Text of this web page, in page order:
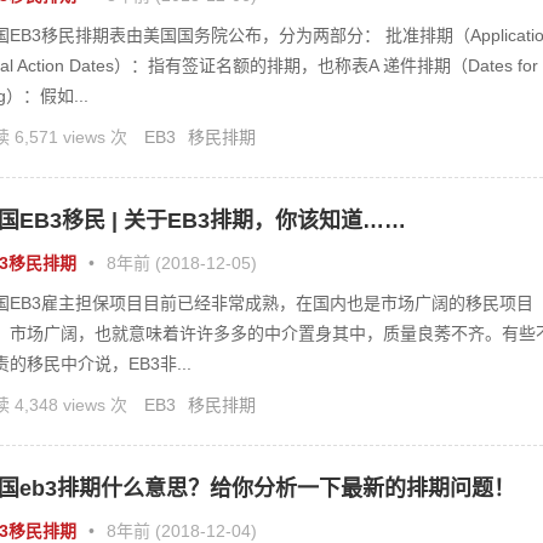
EB3移民排期表由美国国务院公布，分为两部分： 批准排期（
Action Dates）：指有签证名额的排期，也称表A 递件排期（Dates for
）：假如...
6,571 views 次 EB3 移民排期
EB3移民 | 关于EB3排期，你该知道……
移民排期 • 8年前 (2018-12-05)
EB3雇主担保项目目前已经非常成熟，在国内也是市场广阔的移民项目
市场广阔，也就意味着许许多多的中介置身其中，质量良莠不齐。有些
的移民中介说，EB3非...
4,348 views 次 EB3 移民排期
eb3排期什么意思？给你分析一下最新的排期问题！
移民排期 • 8年前 (2018-12-04)